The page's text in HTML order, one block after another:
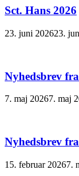
Sct. Hans 2026
23. juni 202623.
Nyhedsbrev
7. maj 20267. maj
Nyhedsbrev
15. februar 20267.